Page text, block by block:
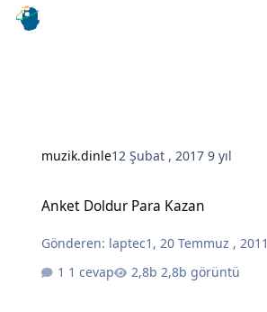
muzik.dinle12 Şubat , 20179 yıl
Anket Doldur Para Kazan
Gönderen: laptec1 ,20 Temmuz , 2011
1 cevap
2,8b görüntü